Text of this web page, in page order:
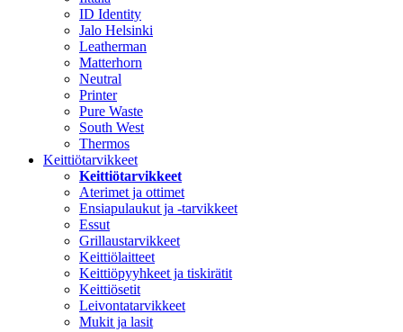
ID Identity
Jalo Helsinki
Leatherman
Matterhorn
Neutral
Printer
Pure Waste
South West
Thermos
Keittiötarvikkeet
Keittiötarvikkeet
Aterimet ja ottimet
Ensiapulaukut ja -tarvikkeet
Essut
Grillaustarvikkeet
Keittiölaitteet
Keittiöpyyhkeet ja tiskirätit
Keittiösetit
Leivontatarvikkeet
Mukit ja lasit